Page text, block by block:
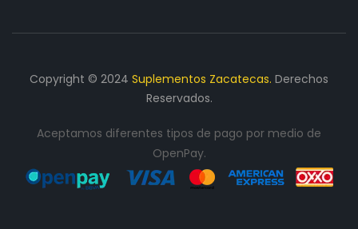
Copyright © 2024 Suplementos Zacatecas. Derechos
Reservados.
Aceptamos diferentes tipos de pago por medio de
OpenPay.